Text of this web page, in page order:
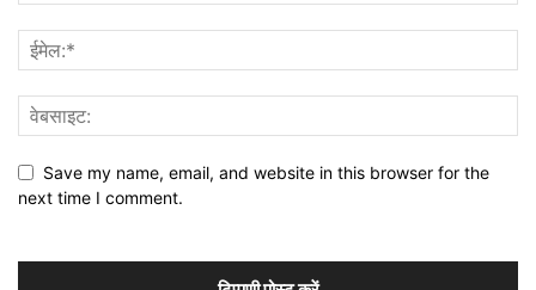
Save my name, email, and website in this browser for the
next time I comment.